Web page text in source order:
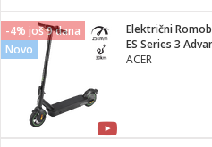
Sušilica
tuš
-4% još 9 dana
Novo
ES Series 3
ACER